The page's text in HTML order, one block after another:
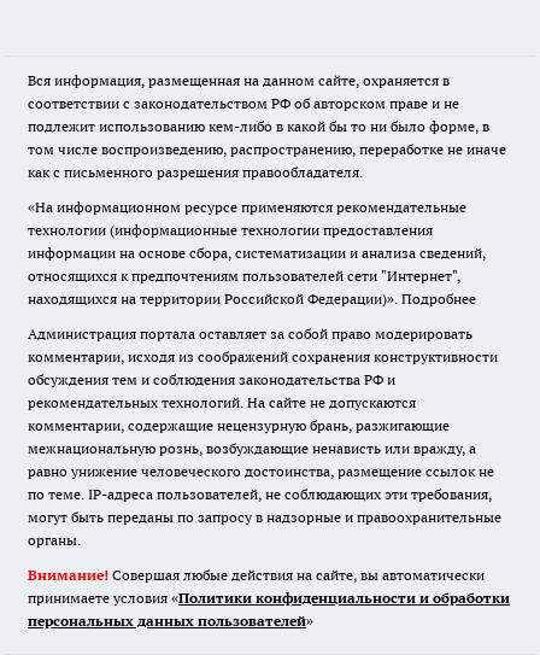
Вся информация, размещенная на данном сайте, охраняется в
соответствии с законодательством РФ об авторском праве и не
подлежит использованию кем-либо в какой бы то ни было форме, в
том числе воспроизведению, распространению, переработке не иначе
как с письменного разрешения правообладателя.
«На информационном ресурсе применяются рекомендательные
технологии (информационные технологии предоставления
информации на основе сбора, систематизации и анализа сведений,
относящихся к предпочтениям пользователей сети "Интернет",
находящихся на территории Российской Федерации)». Подробнее
Администрация портала оставляет за собой право модерировать
комментарии, исходя из соображений сохранения конструктивности
обсуждения тем и соблюдения законодательства РФ и
рекомендательных технологий. На сайте не допускаются
комментарии, содержащие нецензурную брань, разжигающие
межнациональную рознь, возбуждающие ненависть или вражду, а
равно унижение человеческого достоинства, размещение ссылок не
по теме. IP-адреса пользователей, не соблюдающих эти требования,
могут быть переданы по запросу в надзорные и правоохранительные
органы.
Внимание! Совершая любые действия на сайте, вы автоматически
принимаете условия «Политики конфиденциальности и обработки
персональных данных пользователей»